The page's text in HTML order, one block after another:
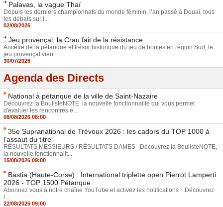
Palavas, la vague Thaï
Depuis les derniers championnats du monde féminin, l’an passé à Douai, tous
les débats sur l...
02/08/2026
Jeu provençal, la Crau fait de la résistance
Ancêtre de la pétanque et trésor historique du jeu de boules en région Sud, le
jeu provençal vien...
30/07/2026
Agenda des Directs
National à pétanque de la ville de Saint-Nazaire
Découvrez la BoulisteNOTE, la nouvelle fonctionnalité qui vous permet
d'évaluer les rencontres e...
08/08/2026 08:00
35e Supranational de Trévoux 2026 : les cadors du TOP 1000 à
l’assaut du titre
RÉSULTATS MESSIEURS / RÉSULTATS DAMES Découvrez la BoulisteNOTE,
la nouvelle fonctionnalit...
15/08/2026 09:00
Bastia (Haute-Corse) : International triplette open Pierrot Lamperti
2026 - TOP 1500 Pétanque
Abonnez vous à notre chaîne YouTube et activez les notifications ! Découvrez
l...
22/08/2026 09:00